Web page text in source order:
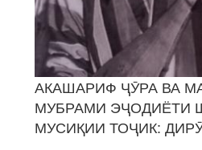
АКАШАРИФ ҶӮРА ВА
МУБРАМИ ЭҶОДИЁТИ
МУСИҚИИ ТОҶИК: